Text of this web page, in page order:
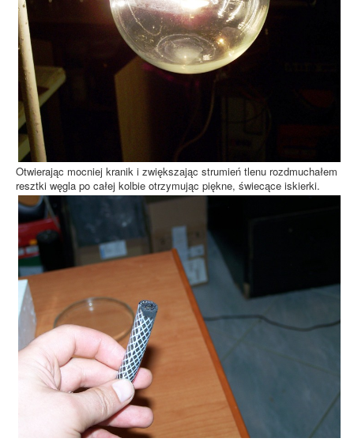
Otwierając mocniej kranik i zwiększając strumień tlenu rozdmuchałem
resztki węgla po całej kolbie otrzymując piękne, świecące iskierki.